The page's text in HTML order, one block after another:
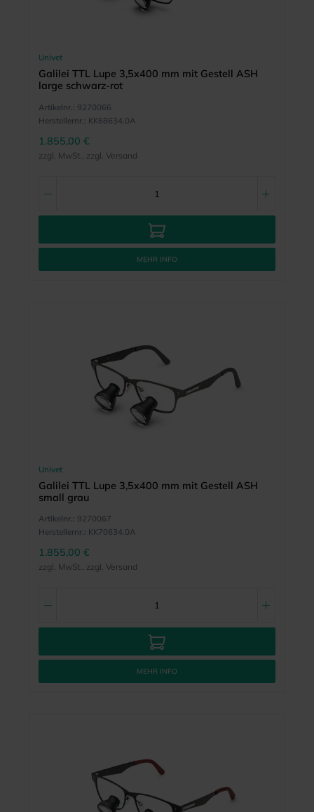
Univet
Galilei TTL Lupe 3,5x400 mm mit Gestell ASH
large schwarz-rot
Artikelnr.: 9270066
Herstellernr.: KK68634.0A
1.855,00 €
zzgl. MwSt., zzgl. Versand
MEHR INFO
Univet
Galilei TTL Lupe 3,5x400 mm mit Gestell ASH
small grau
Artikelnr.: 9270067
Herstellernr.: KK70634.0A
1.855,00 €
zzgl. MwSt., zzgl. Versand
MEHR INFO